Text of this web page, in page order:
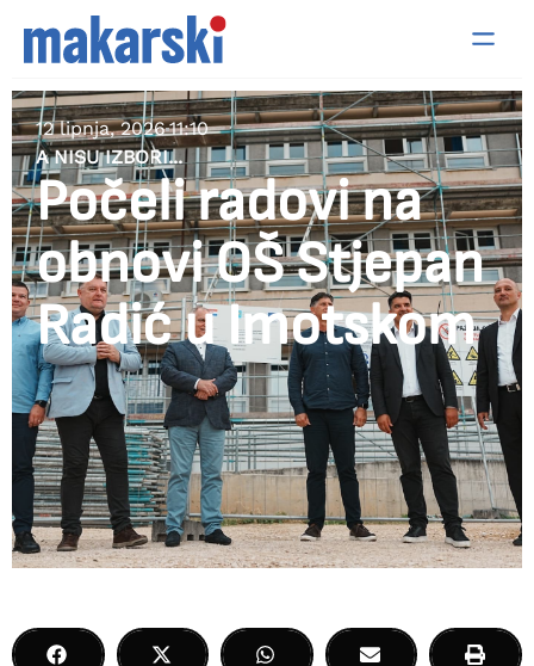
12 lipnja, 202611:10
A NISU IZBORI...
Počeli radovi na
obnovi OŠ Stjepan
Radić u Imotskom